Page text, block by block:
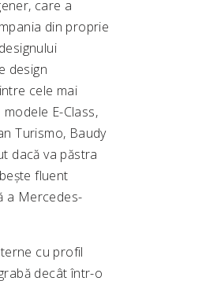
care a
din proprie
design
cele mai
E-Class,
Turismo, Baudy
dacă va păstra
fluent
a Mercedes-
cu profil
decât într-o